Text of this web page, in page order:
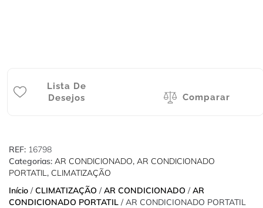
Lista De
Desejos
Comparar
REF: 16798
Categorias: AR CONDICIONADO, AR CONDICIONADO
PORTATIL, CLIMATIZAÇÃO
Início / CLIMATIZAÇÃO / AR CONDICIONADO / AR
CONDICIONADO PORTATIL / AR CONDICIONADO PORTATIL